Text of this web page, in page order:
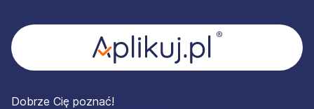
Dobrze Cię poznać!